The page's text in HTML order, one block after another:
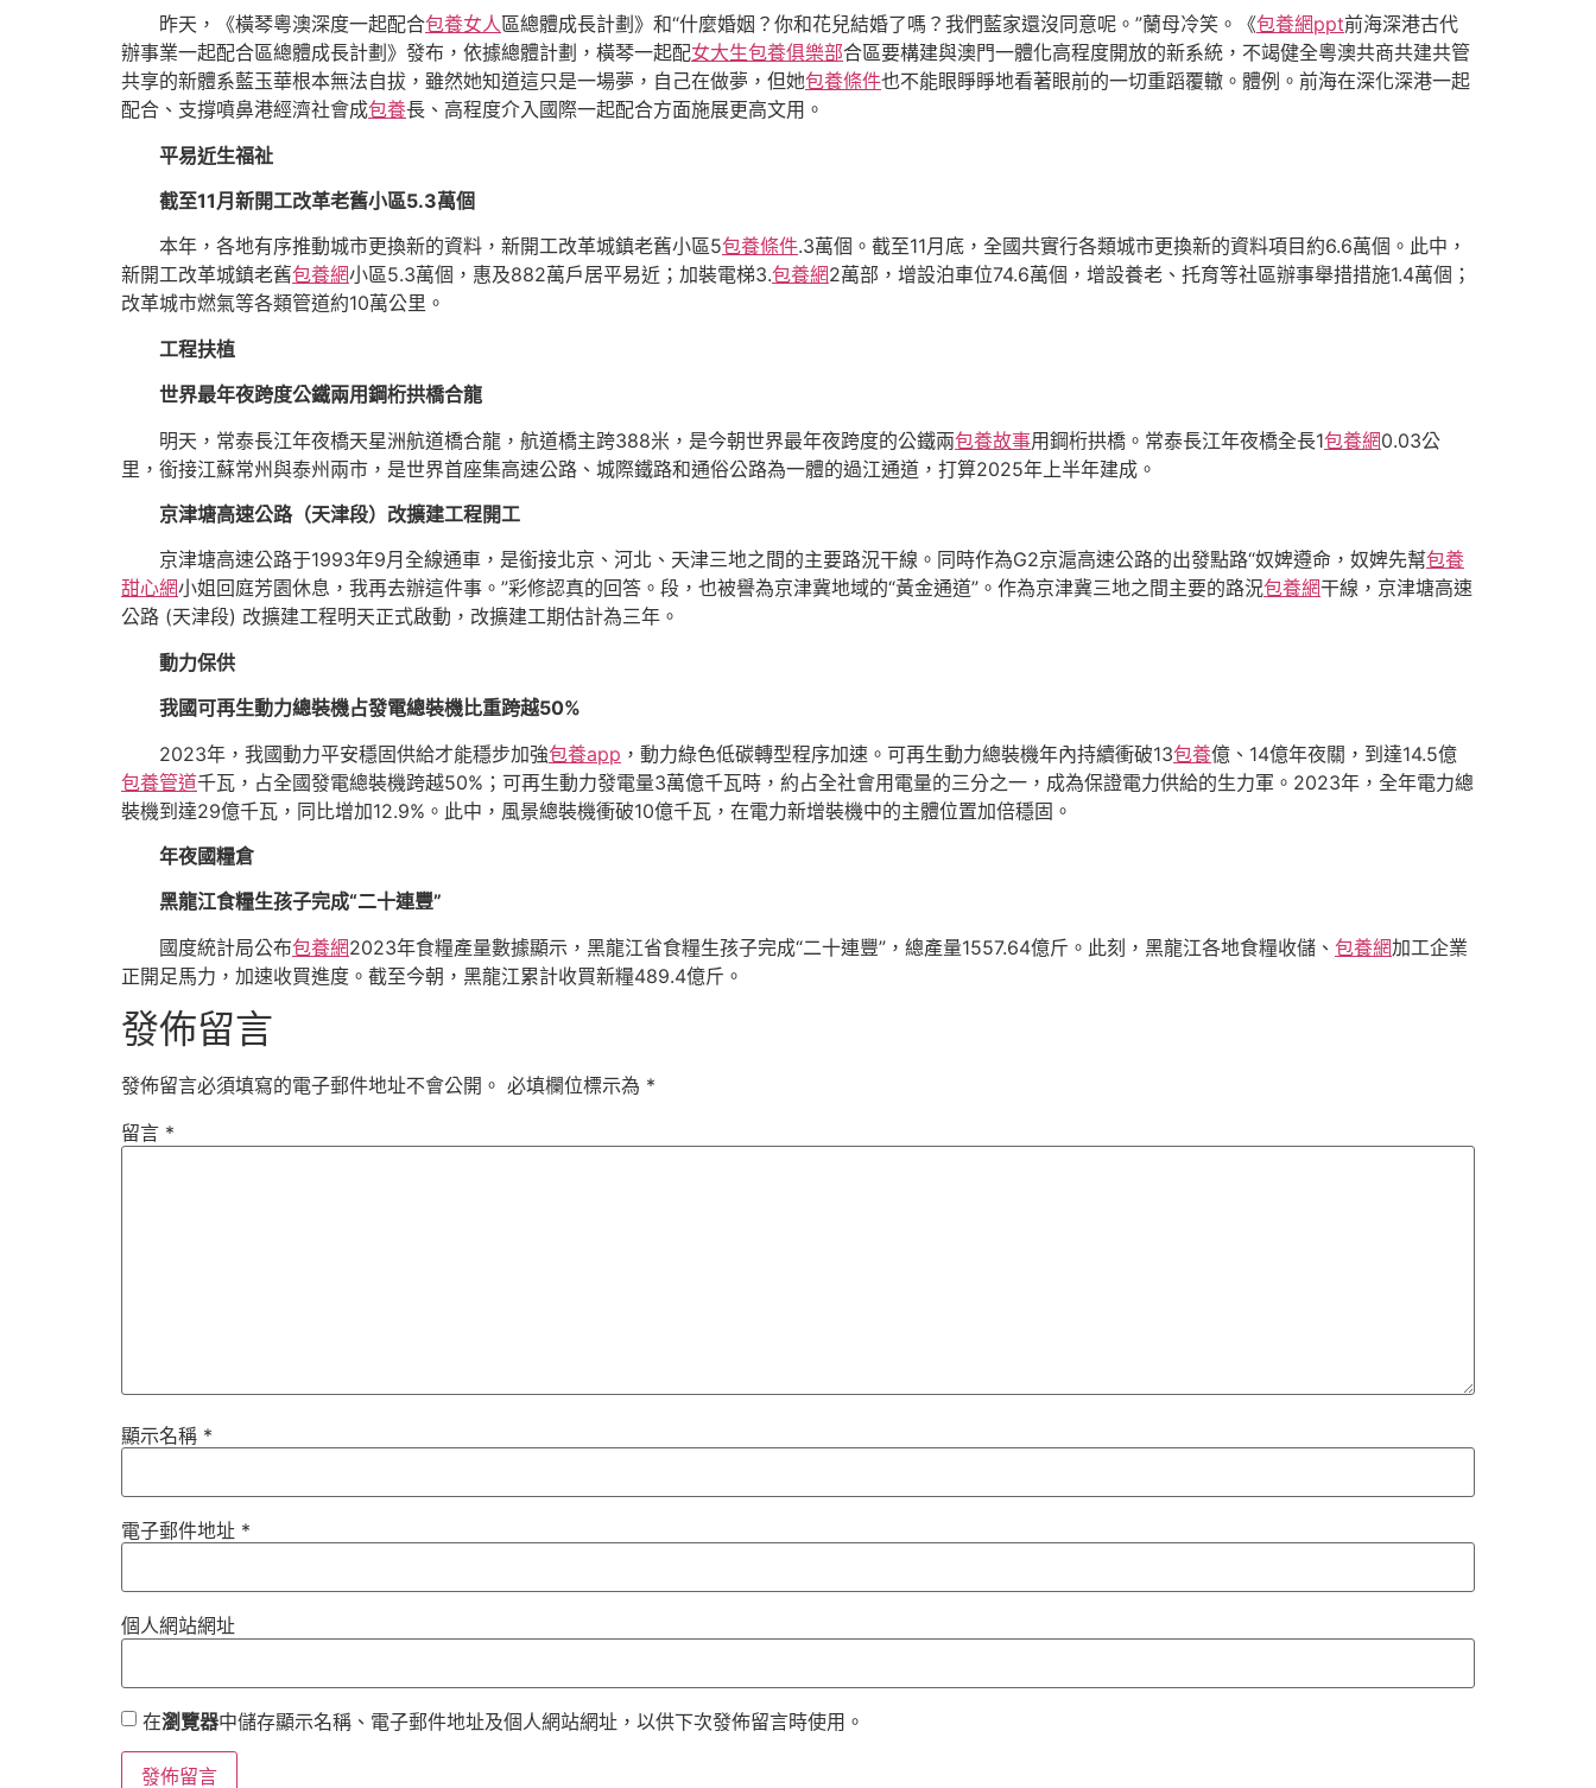
昨天，《橫琴粵澳深度一起配合包養女人區總體成長計劃》和“什麼婚姻？你和花兒結婚了嗎？我們藍家還沒同意呢。”蘭母冷笑。《包養網ppt前海深港古代
辦事業一起配合區總體成長計劃》發布，依據總體計劃，橫琴一起配女大生包養俱樂部合區要構建與澳門一體化高程度開放的新系統，不竭健全粵澳共商共建共管
共享的新體系藍玉華根本無法自拔，雖然她知道這只是一場夢，自己在做夢，但她包養條件也不能眼睜睜地看著眼前的一切重蹈覆轍。體例。前海在深化深港一起
配合、支撐噴鼻港經濟社會成包養長、高程度介入國際一起配合方面施展更高文用。
平易近生福祉
截至11月新開工改革老舊小區5.3萬個
本年，各地有序推動城市更換新的資料，新開工改革城鎮老舊小區5包養條件.3萬個。截至11月底，全國共實行各類城市更換新的資料項目約6.6萬個。此中，
新開工改革城鎮老舊包養網小區5.3萬個，惠及882萬戶居平易近；加裝電梯3.包養網2萬部，增設泊車位74.6萬個，增設養老、托育等社區辦事舉措措施1.4萬個；
改革城市燃氣等各類管道約10萬公里。
工程扶植
世界最年夜跨度公鐵兩用鋼桁拱橋合龍
明天，常泰長江年夜橋天星洲航道橋合龍，航道橋主跨388米，是今朝世界最年夜跨度的公鐵兩包養故事用鋼桁拱橋。常泰長江年夜橋全長1包養網0.03公
里，銜接江蘇常州與泰州兩市，是世界首座集高速公路、城際鐵路和通俗公路為一體的過江通道，打算2025年上半年建成。
京津塘高速公路（天津段）改擴建工程開工
京津塘高速公路于1993年9月全線通車，是銜接北京、河北、天津三地之間的主要路況干線。同時作為G2京滬高速公路的出發點路“奴婢遵命，奴婢先幫包養
甜心網小姐回庭芳園休息，我再去辦這件事。”彩修認真的回答。段，也被譽為京津冀地域的“黃金通道”。作為京津冀三地之間主要的路況包養網干線，京津塘高速
公路 (天津段) 改擴建工程明天正式啟動，改擴建工期估計為三年。
動力保供
我國可再生動力總裝機占發電總裝機比重跨越50%
2023年，我國動力平安穩固供給才能穩步加強包養app ，動力綠色低碳轉型程序加速。可再生動力總裝機年內持續衝破13包養億、14億年夜關，到達14.5億
包養管道千瓦，占全國發電總裝機跨越50%；可再生動力發電量3萬億千瓦時，約占全社會用電量的三分之一，成為保證電力供給的生力軍。2023年，全年電力總
裝機到達29億千瓦，同比增加12.9%。此中，風景總裝機衝破10億千瓦，在電力新增裝機中的主體位置加倍穩固。
年夜國糧倉
黑龍江食糧生孩子完成“二十連豐”
國度統計局公布包養網2023年食糧產量數據顯示，黑龍江省食糧生孩子完成“二十連豐”，總產量1557.64億斤。此刻，黑龍江各地食糧收儲、 包養網加工企業
正開足馬力，加速收買進度。截至今朝，黑龍江累計收買新糧489.4億斤。
發佈留言
發佈留言必須填寫的電子郵件地址不會公開。 必填欄位標示為 *
留言 *
顯示名稱 *
電子郵件地址 *
個人網站網址
在瀏覽器中儲存顯示名稱、電子郵件地址及個人網站網址，以供下次發佈留言時使用。